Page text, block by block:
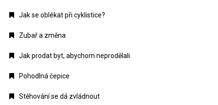
Jak se oblékat při cyklistice?
Zubař a změna
Jak prodat byt, abychom neprodělali
Pohodlná čepice
Stěhování se dá zvládnout